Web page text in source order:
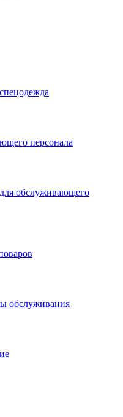
персонала
обслуживающего
обслуживания